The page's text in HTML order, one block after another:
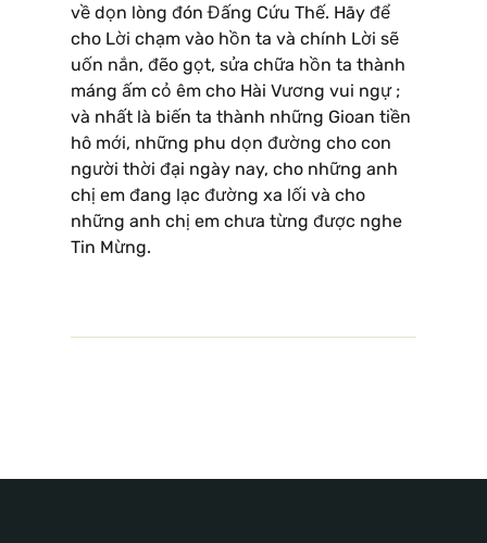
về dọn lòng đón Đấng Cứu Thế. Hãy để
cho Lời chạm vào hồn ta và chính Lời sẽ
uốn nắn, đẽo gọt, sửa chữa hồn ta thành
máng ấm cỏ êm cho Hài Vương vui ngự ;
và nhất là biến ta thành những Gioan tiền
hô mới, những phu dọn đường cho con
người thời đại ngày nay, cho những anh
chị em đang lạc đường xa lối và cho
những anh chị em chưa từng được nghe
Tin Mừng.